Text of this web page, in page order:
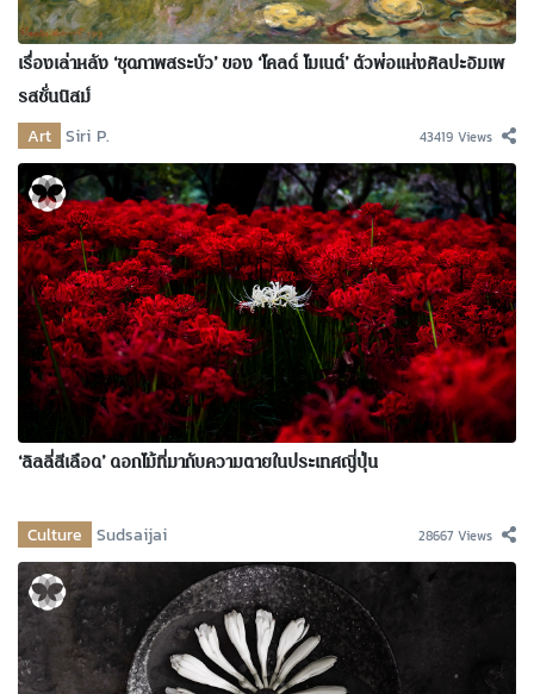
เรื่องเล่าหลัง ‘ชุดภาพสระบัว’ ของ ‘โคลด์ โมเนต์’ ตัวพ่อแห่งศิลปะอิมเพ
รสชั่นนิสม์
Art Siri P. 43419 Views
‘ลิลลี่สีเลือด’ ดอกไม้ที่มากับความตายในประเทศญี่ปุ่น
Culture Sudsaijai 28667 Views